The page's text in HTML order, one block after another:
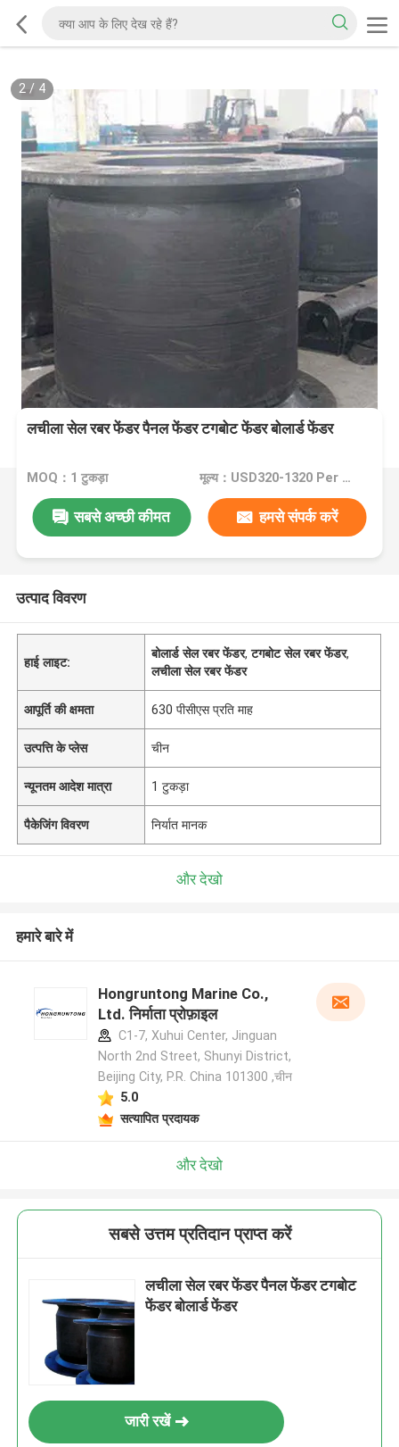
2/ 4
लचीला सेल रबर फेंडर पैनल फेंडर टगबोट फेंडर बोलार्ड फेंडर
MOQ：1 टुकड़ा मूल्य：USD320-1320 Per Piece
सबसे अच्छी कीमत हमसे संपर्क करें
उत्पाद विवरण
हाई लाइट:
बोलार्ड सेल रबर फेंडर,टगबोट सेल रबर फेंडर,
लचीला सेल रबर फेंडर
आपूर्ति की क्षमता 630 पीसीएस प्रति माह
उत्पत्ति के प्लेस चीन
न्यूनतम आदेश मात्रा 1 टुकड़ा
पैकेजिंग विवरण निर्यात मानक
और देखो
हमारे बारे में
Hongruntong Marine Co.,
Ltd. निर्माता प्रोफ़ाइल
C1-7, Xuhui Center, Jinguan
North 2nd Street, Shunyi District,
Beijing City, P.R. China 101300 ,चीन
5.0
सत्यापित प्रदायक
और देखो
सबसे उत्तम प्रतिदान प्राप्त करें
लचीला सेल रबर फेंडर पैनल फेंडर टगबोट
फेंडर बोलार्ड फेंडर
जारी रखें